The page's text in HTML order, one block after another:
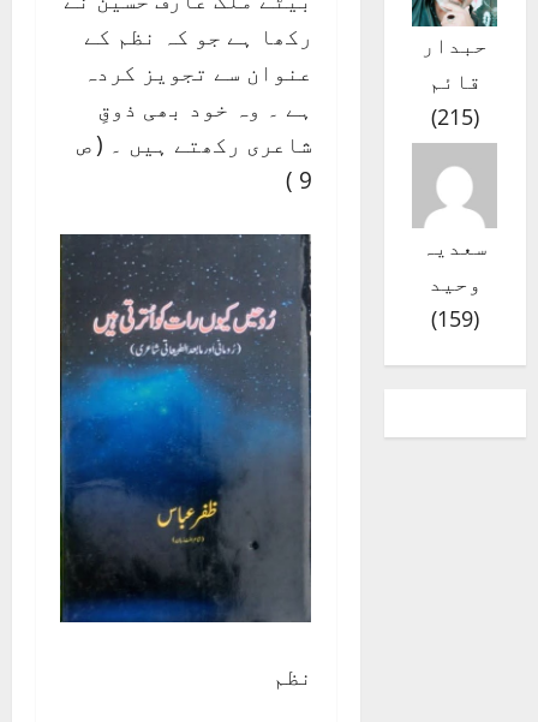
رکھا ہے جو کہ نظم کے
عنوان سے تجویز کردہ
ہے ۔ وہ خود بھی ذوقِ
شاعری رکھتے ہیں ۔ ( ص
9 )
نظم
حبدار
قائم
(
215
)
سعدیہ
وحید
(
159
)